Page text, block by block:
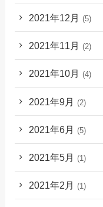
2021年12月 (5)
2021年11月 (2)
2021年10月 (4)
2021年9月 (2)
2021年6月 (5)
2021年5月 (1)
2021年2月 (1)